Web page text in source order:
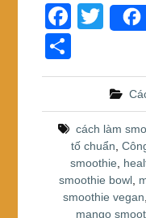
F
a
c
b
o
o
k
T
er
h
e
cách làm
tố chuẩn ,
smoothie
smoothie bowl
smoothie vegan
mango